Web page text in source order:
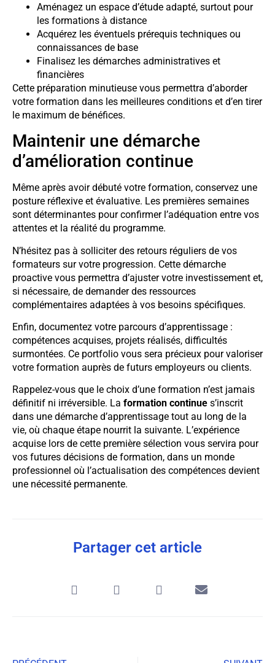
Aménagez un espace d’étude adapté, surtout pour
les formations à distance
Acquérez les éventuels prérequis techniques ou
connaissances de base
Finalisez les démarches administratives et
financières
Cette préparation minutieuse vous permettra d’aborder
votre formation dans les meilleures conditions et d’en tirer
le maximum de bénéfices.
Maintenir une démarche
d’amélioration continue
Même après avoir débuté votre formation, conservez une
posture réflexive et évaluative. Les premières semaines
sont déterminantes pour confirmer l’adéquation entre vos
attentes et la réalité du programme.
N’hésitez pas à solliciter des retours réguliers de vos
formateurs sur votre progression. Cette démarche
proactive vous permettra d’ajuster votre investissement et,
si nécessaire, de demander des ressources
complémentaires adaptées à vos besoins spécifiques.
Enfin, documentez votre parcours d’apprentissage :
compétences acquises, projets réalisés, difficultés
surmontées. Ce portfolio vous sera précieux pour valoriser
votre formation auprès de futurs employeurs ou clients.
Rappelez-vous que le choix d’une formation n’est jamais
définitif ni irréversible. La formation continue s’inscrit
dans une démarche d’apprentissage tout au long de la
vie, où chaque étape nourrit la suivante. L’expérience
acquise lors de cette première sélection vous servira pour
vos futures décisions de formation, dans un monde
professionnel où l’actualisation des compétences devient
une nécessité permanente.
Partager cet article